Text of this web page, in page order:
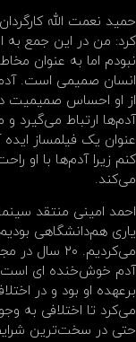
حمید نعمت الله
کرد: من در این ‌جمع به
‌نبودم ‌اما به عنوان
انسان صمیمی است. آدم
از او احساس صمیمیت
آدم‌ها ارتباط می‌گیرد
عنوان یک‌ فیلمساز
کنم زیرا آدم‌ها با
می‌کند.
احمد امینی منتقد
می‌کردیم.
آدم خوش‌خنده ای است
برعهده او‌ بود و در
می‌کرد تا اختلافی به
حتی در سخت‌ترین